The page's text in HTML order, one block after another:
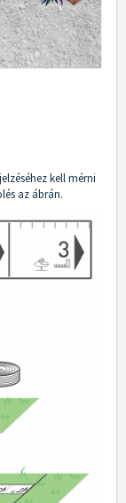
kell mérni
az ábrán.